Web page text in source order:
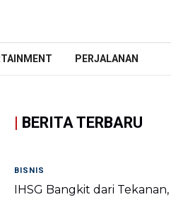
PERJALANAN
| BERITA TERBARU
BISNIS
IHSG Bangkit dari